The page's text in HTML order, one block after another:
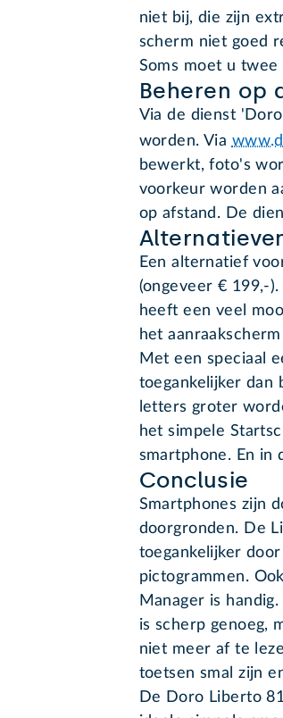
niet bij, die zijn
scherm niet goed
Soms moet u twee
Beheren op
Via de dienst
worden. Via
bewerkt, foto's
voorkeur worden
op afstand. De
Een alternatief
(ongeveer € 199,-
heeft een veel
het
Met een speciaal
toegankelijker dan
letters groter
het simpele
smartphone. En in
Conclusie
Smartphones zijn
doorgronden. De
toegankelijker
pictogrammen.
Manager is
is scherp genoeg,
niet meer af te
toetsen smal zijn
De Doro Liberto